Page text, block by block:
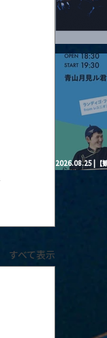
すべて表示
2026.08.20 |【
2026.08.25 |【